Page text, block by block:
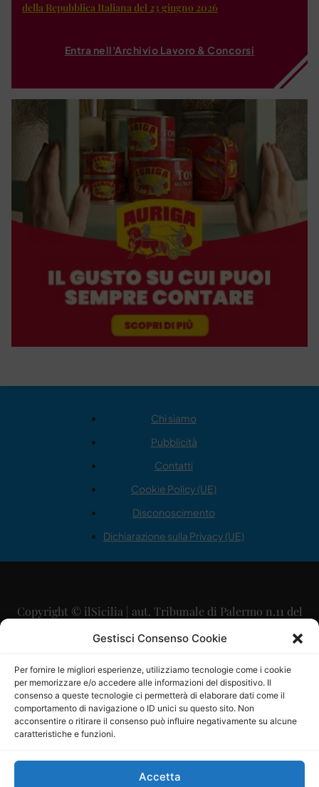
Gestisci Consenso Cookie
Per fornire le migliori esperienze, utilizziamo tecnologie come i cookie
per memorizzare e/o accedere alle informazioni del dispositivo. Il
consenso a queste tecnologie ci permetterà di elaborare dati come il
comportamento di navigazione o ID unici su questo sito. Non
acconsentire o ritirare il consenso può influire negativamente su alcune
caratteristiche e funzioni.
Accetta
della Repubblica Italiana del 23 giugno 2026
Entra nell'Archivio Lavoro & Concorsi
Chi siamo
Pubblicità
Contatti
Cookie Policy (UE)
Disconoscimento
Dichiarazione sulla Privacy (UE)
Copyright © ilSicilia | aut. Tribunale di Palermo n.11 del
29/09/2015
Direttore Editoriale: Maurizio Scaglione
Direttore Responsabile: Maria Calabrese
P.IVA: 06334930820